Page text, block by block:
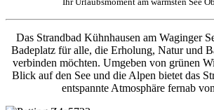
Das Strandbad Kühnhausen am Waginger
Badeplatz für alle, die Erholung, Natur und
verbinden möchten. Umgeben von grünen
Blick auf den See und die Alpen bietet das
entspannte Atmosphäre fernab